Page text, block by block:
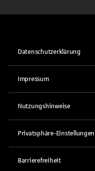
Datenschutzerklärung
Impressum
Nutzungshinweise
Privatsphäre-Einstellungen
Barrierefreiheit